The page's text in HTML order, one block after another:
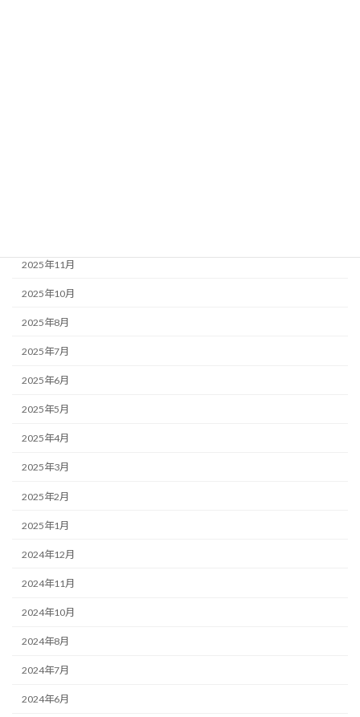
2025年11月
2025年10月
2025年8月
2025年7月
2025年6月
2025年5月
2025年4月
2025年3月
2025年2月
2025年1月
2024年12月
2024年11月
2024年10月
2024年8月
2024年7月
2024年6月